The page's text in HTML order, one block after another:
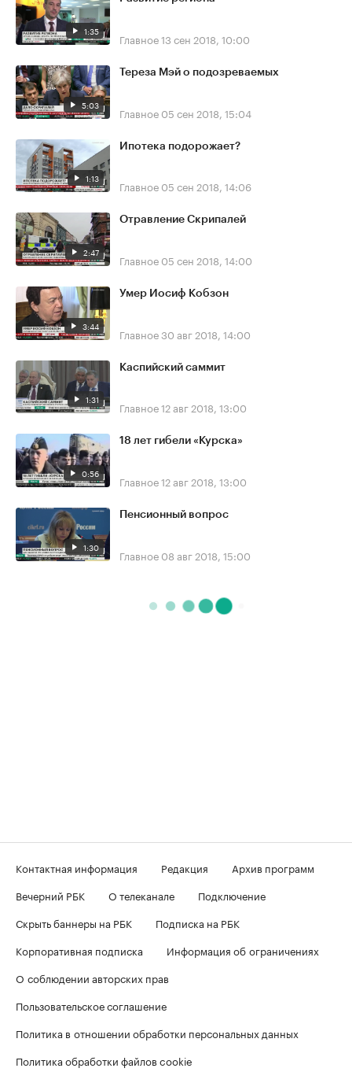
1:35 Главное13 сен 2018, 10:00
5:03
Тереза Мэй о подозреваемых
Главное 05 сен 2018, 15:04
1:13
Ипотека подорожает?
Главное 05 сен 2018, 14:06
2:47
Отравление Скрипалей
Главное 05 сен 2018, 14:00
3:44
Умер Иосиф Кобзон
Главное30 авг 2018, 14:00
1:31
Каспийский саммит
Главное12 авг 2018, 13:00
0:56
18 лет гибели «Курска»
Главное12 авг 2018, 13:00
1:30
Пенсионный вопрос
Главное 08 авг 2018, 15:00
Контактная информация Редакция
Архив программ
Вечерний РБК
О телеканале
Подключение
Скрыть баннеры на РБК
Подписка на РБК
Корпоративная подписка
Информация об ограничениях
О соблюдении авторских прав
Пользовательское соглашение
Политика в отношении обработки персональных данных
Политика обработки файлов cookie